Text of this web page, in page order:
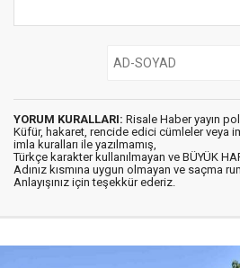
YORUM KURALLARI: Risale Haber yayın
Küfür, hakaret, rencide edici cümleler veya
imla kuralları ile yazılmamış,
Türkçe karakter kullanılmayan ve BÜYÜK
Adınız kısmına uygun olmayan ve saçma
Anlayışınız için teşekkür ederiz.